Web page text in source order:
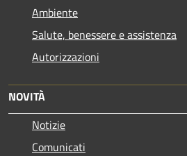
Ambiente
Salute, benessere e assistenza
Autorizzazioni
NOVITÀ
Notizie
Comunicati